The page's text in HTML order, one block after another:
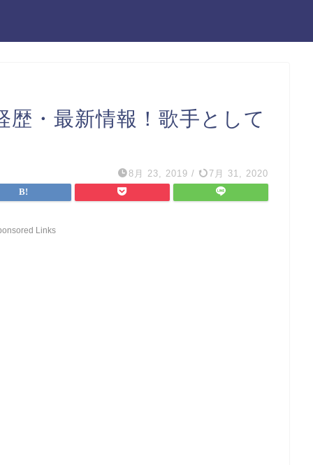
歴・最新情報！歌手として
8月 23, 2019 / 7月 31, 2020
Links